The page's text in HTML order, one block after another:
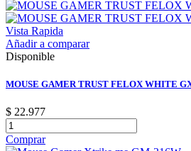
Vista Rapida
Añadir a comparar
Disponible
MOUSE GAMER TRUST FELOX WHITE
$ 22.977
Comprar